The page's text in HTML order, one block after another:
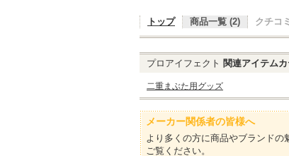
トップ 商品一覧 (2) クチコ
プロアイフェクト 関連アイテムカ
二重まぶた用グッズ
メーカー関係者の皆様へ
より多くの方に商品やブランド
ご覧ください。